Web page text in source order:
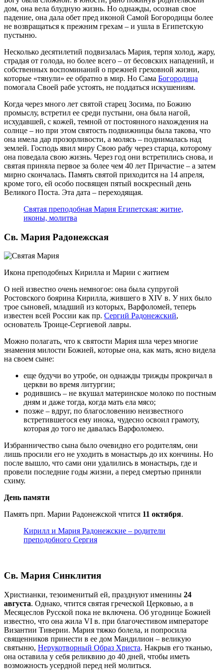
дом, она вела блудную жизнь. Но однажды, осознав свое
падение, она дала обет пред иконой Самой Богородицы более
не возвращаться к прежним грехам – и ушла в Египетскую
пустыню.
Несколько десятилетий подвизалась Мария, терпя холод, жару,
страдая от голода, но более всего – от бесовских нападений, и
собственных воспоминаний о прежней греховной жизни,
которые «тянули» ее обратно в мир. Но Сама Богородица
помогала Своей рабе устоять, не поддаться искушениям.
Когда через много лет святой старец Зосима, по Божию
промыслу, встретил ее среди пустыни, она была нагой,
исхудавшей, с кожей, темной от постоянного нахождения на
солнце – но при этом святость подвижницы была такова, что
она имела дар прозорливости, а молясь – поднималась над
землей. Господь явил миру Свою рабу через старца, которому
она поведала свою жизнь. Через год они встретились снова, и
святая приняла первое за более чем 40 лет Причастие – а затем
мирно скончалась. Память святой приходится на 14 апреля,
кроме того, ей особо посвящен пятый воскресный день
Великого Поста. Эта дата – переходящая.
Святая преподобная Мария Египетская: житие,
иконы, молитва
Св. Мария Радонежская
Икона преподобных Кирилла и Марии с житием
О ней известно очень немногое: она была супругой
Ростовского боярина Кирилла, жившего в XIV в. У них было
трое сыновей, младший из которых, Варфоломей, теперь
известен всей России как пр. Сергий Радонежский,
основатель Троице-Сергиевой лавры.
Можно полагать, что к святости Мария шла через многие
знамения милости Божией, которые она, как мать, ясно видела
на своем сыне:
еще будучи во утробе, он однажды трижды прокричал в
церкви во время литургии;
родившись – не вкушал материнское молоко по постным
дням и даже тогда, когда мать ела мясо;
позже – вдруг, по благословению неизвестного
встретившегося ему инока, чудесно освоил грамоту,
которая до того не давалась Варфоломею.
Избранничество сына было очевидно его родителям, они
лишь просили его не уходить в монастырь до их кончины. Но
после вышло, что сами они удалились в монастырь, где и
провели последние годы жизни, а перед смертью приняли
схиму.
День памяти
Память прп. Марии Радонежской чтится 11 октября.
Кирилл и Мария Радонежские – родители
преподобного Сергия
Св. Мария Синклития
Христианки, тезоименитый ей, празднуют именины 24
августа. Однако, чтится святая греческой Церковью, а в
Месяцеслов Русской пока не включена. Об угоднице Божией
известно, что она жила VI в. при благочестивом императоре
Византии Тиверии. Мария тяжко болела, и попросила
священников принести в ее дом Мандилион – великую
святыню, Нерукотворный Образ Христа. Накрыв его тканью,
она оставила у себя реликвию до 40 дней, чтобы иметь
возможность усердной перед ней молиться.